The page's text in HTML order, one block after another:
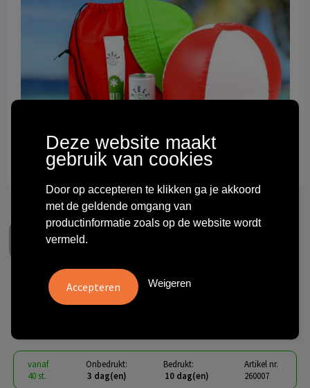
Technologie & gadgets
Themageschenken
Overig
Strand op Stëlz-en
vanaf
40 st.
Onbedrukt:
3 dag(en)
Bedrukt:
10 dag(en)
Artikel nr.
260007
Deze website maakt
gebruik van cookies
Door op accepteren te klikken ga je akkoord
met de geldende omgang van
productinformatie zoals op de website wordt
vermeld.
Weigeren